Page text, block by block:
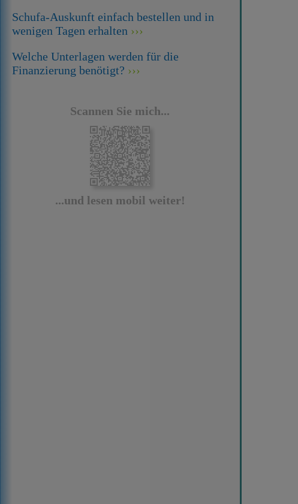
Schufa-Auskunft einfach bestellen und in
wenigen Tagen erhalten
Welche Unterlagen werden für die
Finanzierung benötigt?
Scannen Sie mich...
...und lesen mobil weiter!